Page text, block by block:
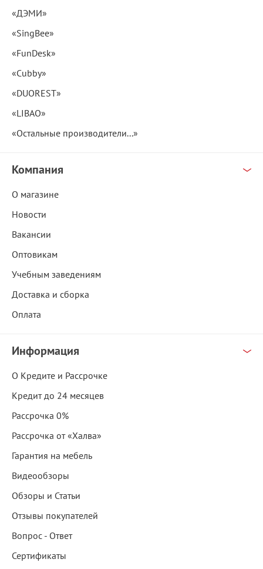
«ДЭМИ»
«SingBee»
«FunDesk»
«Cubby»
«DUOREST»
«LIBAO»
«Остальные производители...»
Компания
О магазине
Новости
Вакансии
Оптовикам
Учебным заведениям
Доставка и сборка
Оплата
Информация
О Кредите и Рассрочке
Кредит до 24 месяцев
Рассрочка 0%
Рассрочка от «Халва»
Гарантия на мебель
Видеообзоры
Обзоры и Статьи
Отзывы покупателей
Вопрос - Ответ
Сертификаты